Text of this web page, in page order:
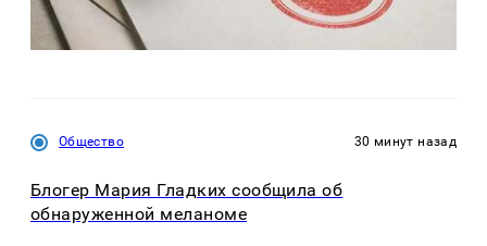
Общество 30 минут назад
Блогер Мария Гладких сообщила об
обнаруженной меланоме